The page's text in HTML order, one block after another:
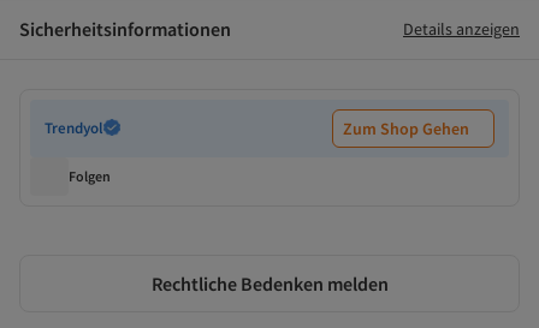
Sicherheitsinformationen Details anzeigen
Trendyol Zum Shop Gehen
Folgen
Rechtliche Bedenken melden